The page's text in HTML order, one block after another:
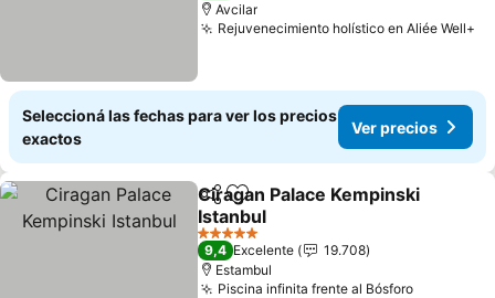
Avcilar
Rejuvenecimiento holístico en Aliée Well+
Seleccioná las fechas para ver los precios
exactos
Ver precios
CompartirAñadir a favoritos
Ciragan Palace Kempinski
Istanbul
5 Estrellas
9,4 Excelente
19.708
Estambul
Piscina infinita frente al Bósforo